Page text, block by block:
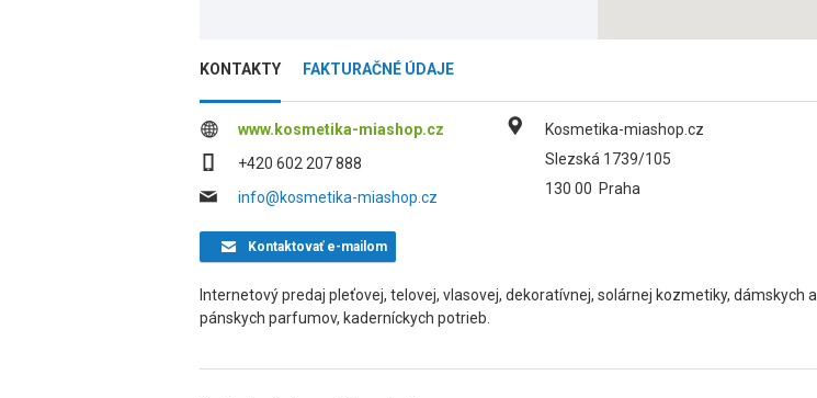
KONTAKTY FAKTURAČNÉ ÚDAJE
www.kosmetika-miashop.cz
+420 602 207 888
info@kosmetika-miashop.cz
Kosmetika-miashop.cz
Slezská 1739/105
130 00 Praha
Kontaktovaťe-mailom
Internetový predaj pleťovej, telovej, vlasovej, dekoratívnej, solárnej kozmetiky, dámskych a
pánskych parfumov, kaderníckych potrieb.